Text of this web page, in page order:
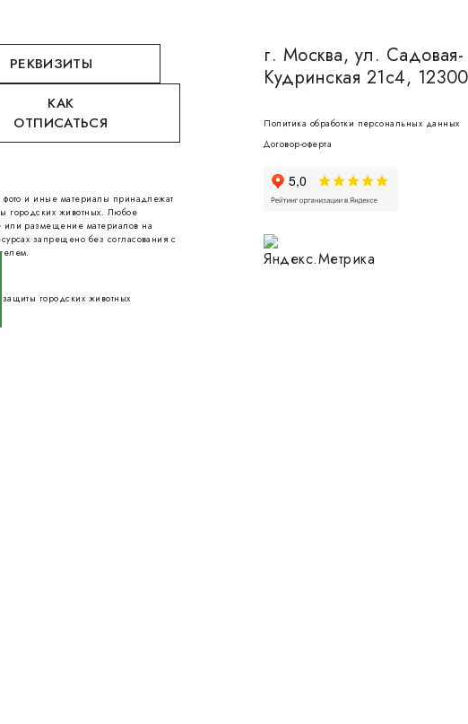
РЕКВИЗИТЫ
КАК
ОТПИСАТЬСЯ
фото и иные материалы принадлежат
городских животных. Любое
или размещение материалов на
запрещено без согласования с
защиты городских животных
г. Москва, ул. Садовая-
Кудринская 21с4,
Политика обработки персональных данных
Договор-оферта